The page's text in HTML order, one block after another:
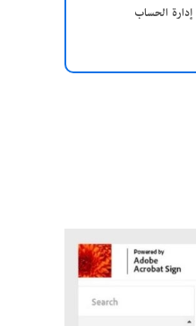
إدارة الحساب